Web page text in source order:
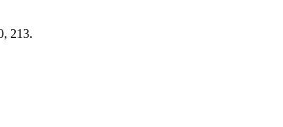
213.